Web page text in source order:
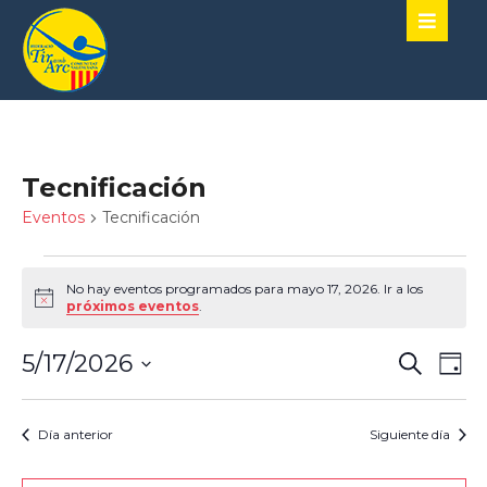
Tecnificación
Eventos Tecnificación
Aviso
No hay eventos programados para mayo 17, 2026. Ir a los
próximos eventos.
de
Buscar
de
Día
5/17/2026
FECHA.
Día anterior Siguiente día